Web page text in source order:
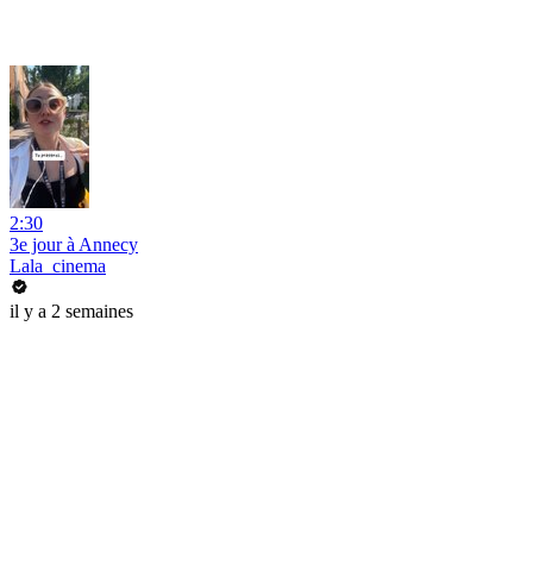
2:30
3e jour à Annecy
Lala_cinema
il y a 2 semaines